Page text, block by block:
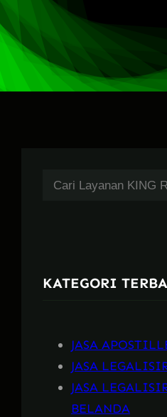
h
KATEGORI
JASA
JASA
JASA
BELANDA